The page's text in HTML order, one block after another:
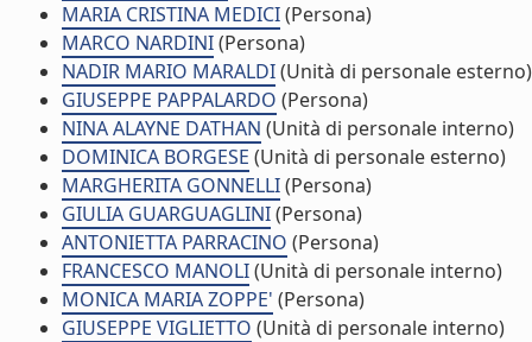
MARIA CRISTINA MEDICI(Persona)
MARCO NARDINI(Persona)
NADIR MARIO MARALDI(Unità di personale esterno)
GIUSEPPE PAPPALARDO (Persona)
NINA ALAYNE DATHAN (Unità di personale interno)
DOMINICA BORGESE (Unità di personale esterno)
MARGHERITA GONNELLI(Persona)
GIULIA GUARGUAGLINI(Persona)
ANTONIETTA PARRACINO (Persona)
FRANCESCO MANOLI(Unità di personale interno)
MONICA MARIA ZOPPE' (Persona)
GIUSEPPE VIGLIETTO (Unità di personale interno)